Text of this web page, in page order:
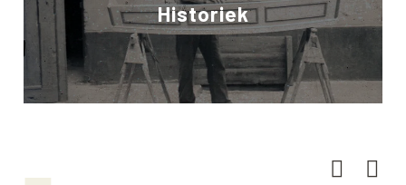
Historiek